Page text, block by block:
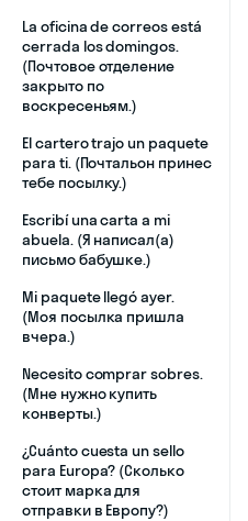
La oficina de correos está
cerrada los domingos.
(Почтовое отделение
закрыто по
воскресеньям.)
El cartero trajo un paquete
para ti. (Почтальон принес
тебе посылку.)
Escribí una carta a mi
abuela. (Я написал(а)
письмо бабушке.)
Mi paquete llegó ayer.
(Моя посылка пришла
вчера.)
Necesito comprar sobres.
(Мне нужно купить
конверты.)
¿Cuánto cuesta un sello
para Europa? (Сколько
стоит марка для
отправки в Европу?)